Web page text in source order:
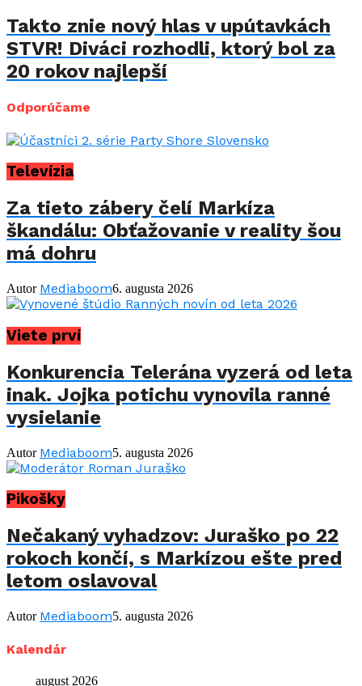
Takto znie nový hlas v upútavkách
STVR! Diváci rozhodli, ktorý bol za
20 rokov najlepší
Odporúčame
Televízia
Za tieto zábery čelí Markíza
škandálu: Obťažovanie v reality šou
má dohru
Autor Mediaboom6. augusta 2026
Viete prví
Konkurencia Telerána vyzerá od leta
inak. Jojka potichu vynovila ranné
vysielanie
Autor Mediaboom5. augusta 2026
Pikošky
Nečakaný vyhadzov: Juraško po 22
rokoch končí, s Markízou ešte pred
letom oslavoval
Autor Mediaboom5. augusta 2026
Kalendár
august 2026